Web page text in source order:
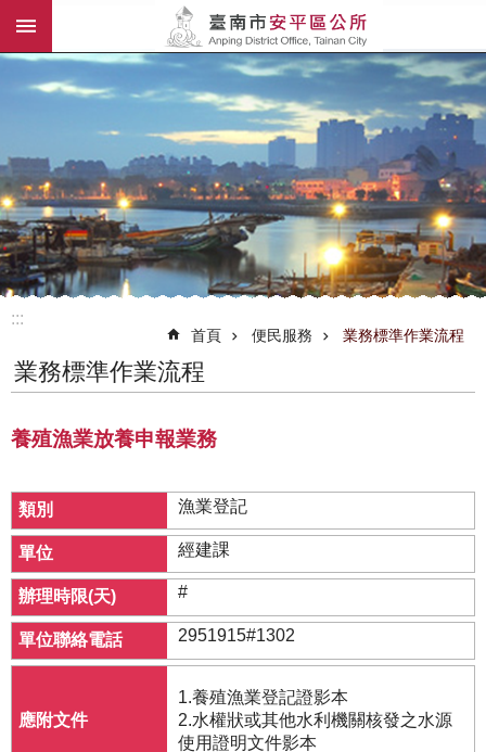
跳到主要內容區塊
:::
首頁 便民服務 業務標準作業流程
業務標準作業流程
養殖漁業放養申報業務
漁業登記
經建課
#
2951915#1302
1.養殖漁業登記證影本
2.水權狀或其他水利機關核發之水源
使用證明文件影本